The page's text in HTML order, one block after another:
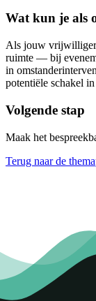
Wat kun je als
Als jouw
ruimte — bij
in
potentiële schakel
Volgende stap
Maak het
Terug naar de